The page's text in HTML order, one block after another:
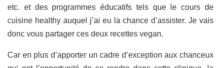
etc. et des programmes éducatifs tels que le cours de
cuisine healthy auquel j’ai eu la chance d’assister. Je vais
donc vous partager ces deux recettes vegan.
Car en plus d’apporter un cadre d’exception aux chanceux